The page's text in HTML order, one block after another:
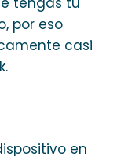
por eso
casi
en